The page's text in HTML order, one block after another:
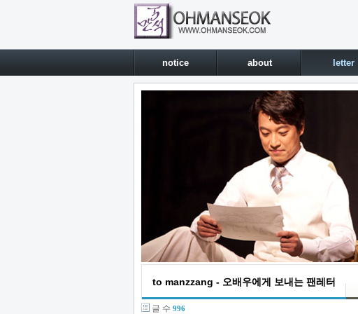
notice about letter
to manzzang - 오배우에게 보내는 팬레터
글 수 996